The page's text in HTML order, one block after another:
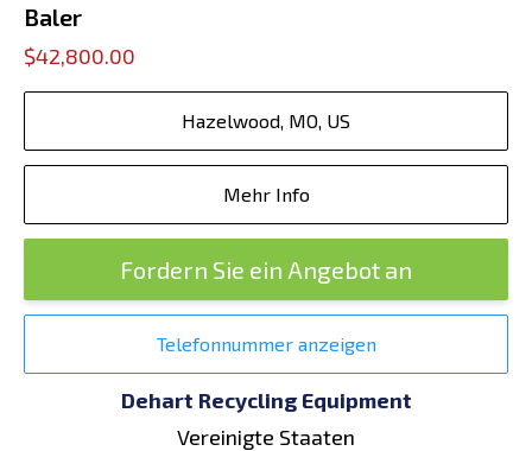
Baler
$42,800.00
Hazelwood, MO, US
Mehr Info
Fordern Sie ein Angebot an
Telefonnummer anzeigen
Dehart Recycling Equipment
Vereinigte Staaten